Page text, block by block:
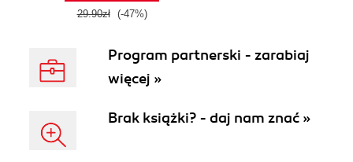
29.90zł (-47%)
Program partnerski - zarabiaj
więcej »
Brak książki? - daj nam znać »